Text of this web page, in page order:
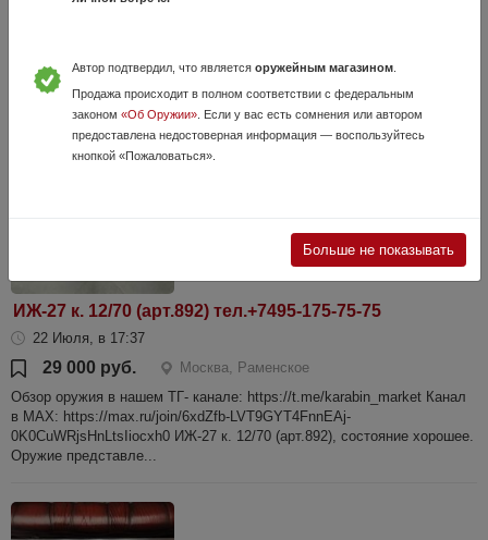
можно в оружейном магазине ООО Карабин по адресу г. Раменское
ул. Крымская дом 7 по...
ИЖ-27 к. 12/70 (арт.892) тел.+7495-175-75-75
22 Июля, в 17:37
29 000 руб.
Москва, Раменское
Обзор оружия в нашем ТГ- канале: https://t.me/karabin_market Канал
в МАХ: https://max.ru/join/6xdZfb-LVT9GYT4FnnEAj-
0K0CuWRjsHnLtsIiocxh0 ИЖ-27 к. 12/70 (арт.892), состояние хорошее.
Оружие представле...
Автор подтвердил, что является оружейным магазином.
Продажа происходит в полном соответствии с федеральным
законом «Об Оружии». Если у вас есть сомнения или автором
предоставлена недостоверная информация — воспользуйтесь
кнопкой «Пожаловаться».
Больше не показывать